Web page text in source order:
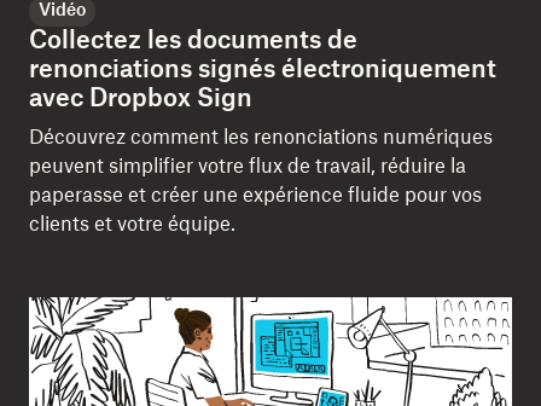
Vidéo
Collectez les documents de
renonciations signés électroniquement
avec Dropbox Sign
Découvrez comment les renonciations numériques
peuvent simplifier votre flux de travail, réduire la
paperasse et créer une expérience fluide pour vos
clients et votre équipe.